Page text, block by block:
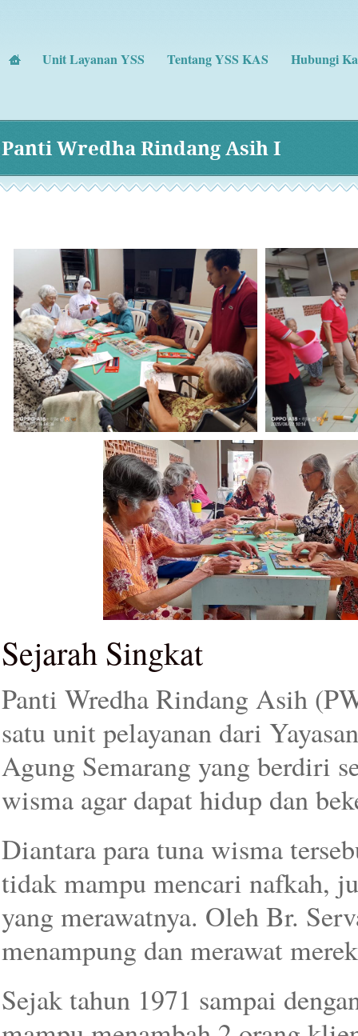
Unit Layanan YSS Tentang YSS KAS Hubungi
Panti Wredha Rindang Asih I
Sejarah Singkat
Panti Wredha Rindang Asih
satu unit pelayanan dari
Agung Semarang yang berdiri
wisma agar dapat hidup dan
Diantara para tuna wisma
tidak mampu mencari nafkah,
yang merawatnya. Oleh Br.
menampung dan merawat
Sejak tahun 1971 sampai